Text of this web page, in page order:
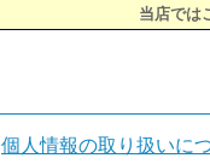
当店では
個人情報の取り扱いに